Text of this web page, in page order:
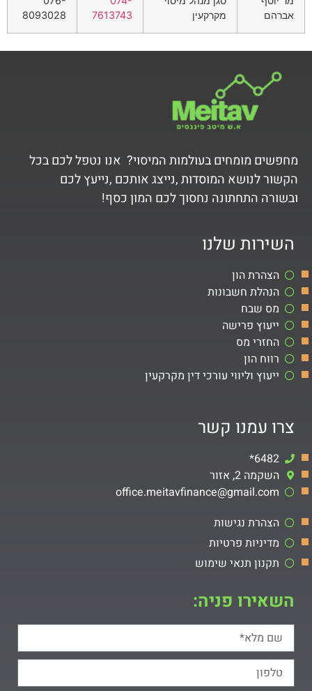
אברהם
מקרקעין
7613743
8093028
מחפשים מומחים בעולמות המיסוי? אנו נטפל לכם בכל
הקשור לנושא המוסדות ,נייצג אותכם ,נייעץ לכם
ובשורה התחתונה נחסוך לכם המון כסף!
השירות שלנו
הצהרת הון
הנהלת חשבונות
מס שבח
ייעוץ פרישה
החזרי מס
רווח הון
ייעוץ וליווי עורכי דין מקרקעין
צרו עמנו קשר
6482*
השקמה 2, אזור
office.meitavfinance@gmail.com​
הצהרת נגישות
מדיניות פרטיות
תקנון תנאי שימוש
השאירו פניה: